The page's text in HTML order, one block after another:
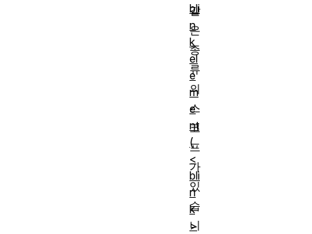
같
은
종
류
의
스
코
프
가
있
습
니
bli
n
k
el
e
m
e
nt
(
<
bli
n
k
>